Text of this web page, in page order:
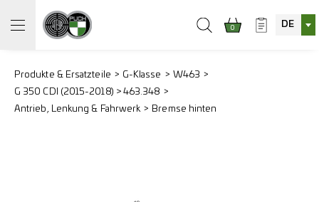
0 DE
Produkte & Ersatzteile G-Klasse
W463
G 350 CDI (2015-2018) > 463.348
Antrieb, Lenkung & Fahrwerk
Bremse hinten